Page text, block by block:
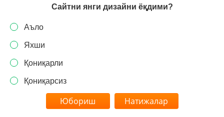
Сайтни янги дизайни ёқдими?
Аъло
Яхши
Қониқарли
Қониқарсиз
Натижалар